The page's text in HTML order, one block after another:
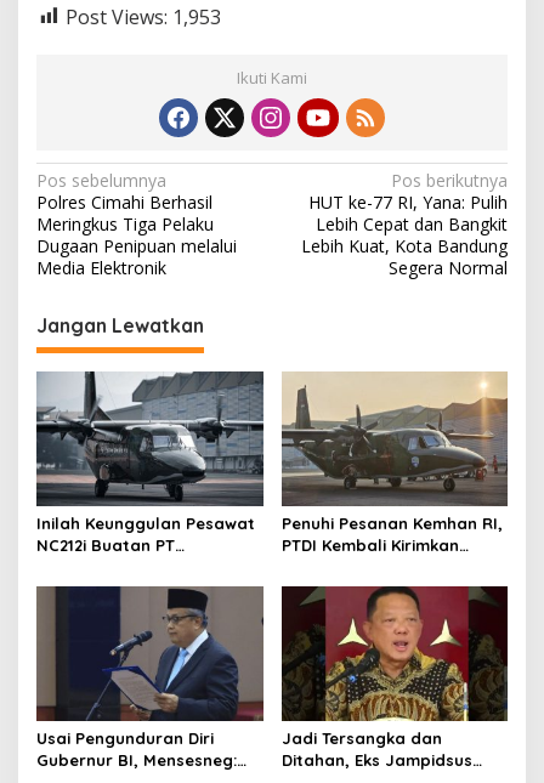
Post Views: 1,953
Ikuti Kami
N
a
v
g
a
i
p
o
s
Pos sebelumnya
Polres Cimahi Berhasil
Meringkus Tiga Pelaku
Dugaan Penipuan melalui
Media Elektronik
Pos berikutnya
HUT ke-77 RI, Yana: Pulih
Lebih Cepat dan Bangkit
Lebih Kuat, Kota Bandung
Segera Normal
Jangan Lewatkan
Inilah Keunggulan Pesawat
NC212i Buatan PT
Dukung Berbagai Operasi
Penuhi Pesanan Kemhan RI,
PTDI Kembali Kirimkan
Pangkalan TNI AU
Usai Pengunduran Diri
Gubernur BI, Mensesneg:
Jadi Tersangka dan
Ditahan, Eks Jampidsus